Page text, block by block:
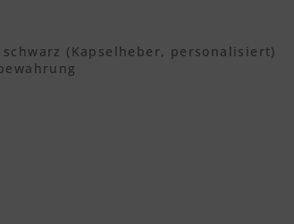
(Kapselheber, personalisiert)